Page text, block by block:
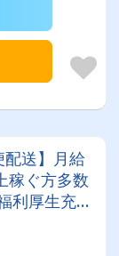
配送】月給
稼ぐ方多数
利厚生充実
会社負
ます★